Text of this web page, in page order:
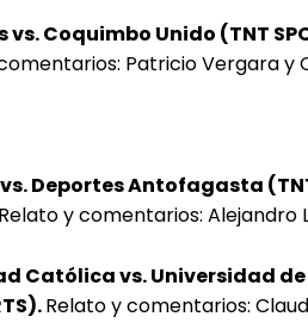
vs. Coquimbo Unido (TNT
Patricio Vergara y
Deportes Antofagasta (TNT
Relato y comentarios: Alejandro
Católica vs. Universidad de
Relato y comentarios: